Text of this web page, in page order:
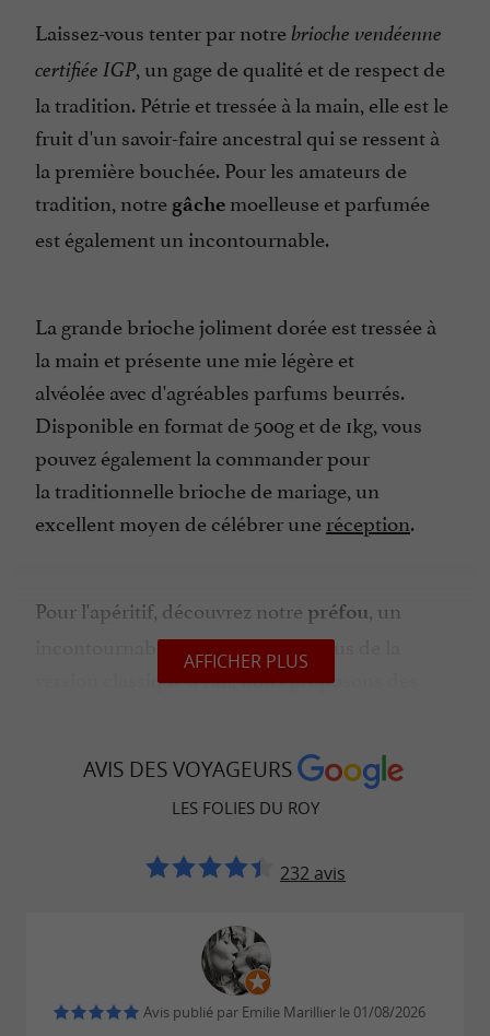
Laissez-vous tenter par notre brioche vendéenne
certifiée IGP, un gage de qualité et de respect de
la tradition. Pétrie et tressée à la main, elle est le
fruit d'un savoir-faire ancestral qui se ressent à
la première bouchée. Pour les amateurs de
tradition, notre gâche moelleuse et parfumée
est également un incontournable.
La grande brioche joliment dorée est tressée à
la main et présente unemie légère et
alvéoléeavecd'agréables parfums beurrés.
Disponible en format de500get de1kg, vous
pouvez également la commander pour
latraditionnelle brioche de mariage, un
excellent moyen de célébrer uneréception.
Pour l'apéritif, découvrez notre préfou, un
incontournable de la région. En plus de la
version classique à l'ail, nous proposons des
de notre terroir avec une touche de créativité.
Que vous soyez de passage ou que vous souhaitiez
Vendée, nos brioches, gâches et préfous sont faits
pour vous. C'est le moment de goûter à la tradition
avec une pointe d'originalité.
AFFICHER PLUS
AVIS DES VOYAGEURS
LES FOLIES DU ROY
232 avis
Avis publié par Emilie Marillier le 01/08/2026